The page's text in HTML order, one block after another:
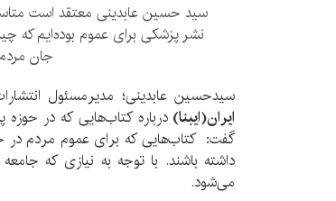
سید حسین عابدینی معتقد است
نشر پزشکی برای عموم بوده‌ایم که
جان
سیدحسین عابدینی؛ مدیرمسئول
ایران(ایبنا) درباره کتاب‌هایی که در
گفت: کتاب‌هایی که برای عموم مردم در
داشته باشند. با توجه به نیازی که جامعه
می‌شود.